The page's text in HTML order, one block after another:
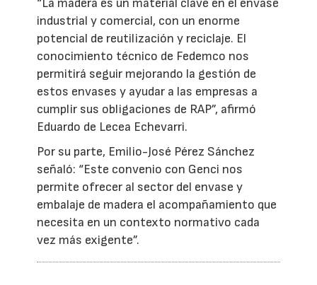
“La madera es un material clave en el envase
industrial y comercial, con un enorme
potencial de reutilización y reciclaje. El
conocimiento técnico de Fedemco nos
permitirá seguir mejorando la gestión de
estos envases y ayudar a las empresas a
cumplir sus obligaciones de RAP”, afirmó
Eduardo de Lecea Echevarri.
Por su parte, Emilio-José Pérez Sánchez
señaló: “Este convenio con Genci nos
permite ofrecer al sector del envase y
embalaje de madera el acompañamiento que
necesita en un contexto normativo cada
vez más exigente”.